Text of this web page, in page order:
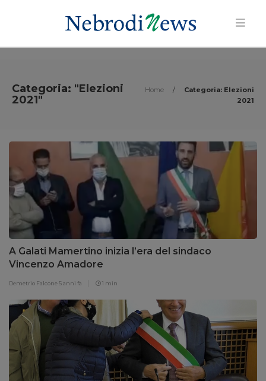
Categoria: "Elezioni
2021"
Home /
Categoria: Elezioni
2021
A Galati Mamertino inizia l’era del sindaco
Vincenzo Amadore
Demetrio Falcone 5 anni fa 1 min